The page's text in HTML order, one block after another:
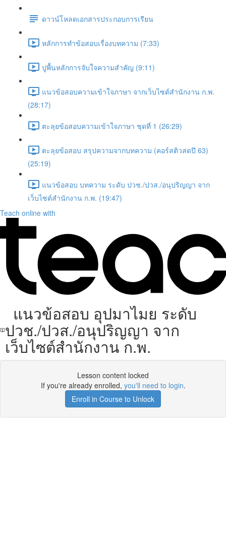
ดาวน์โหลดเอกสารประกอบการเรียน
หลักการทำข้อสอบเรื่องบทความ (7:33)
ปูพื้นหลักการจับใจความสำคัญ (9:11)
แนวข้อสอบความเข้าใจภาษา จากเว็บไซต์สำนักงาน ก.พ.
(28:17)
ตะลุยข้อสอบความเข้าใจภาษา ชุดที่ 1 (26:29)
ตะลุยข้อสอบ สรุปความจากบทความ (คอร์สติวสดปี 63)
(25:19)
แนวข้อสอบ บทความ ระดับ ปวช./ปวส./อนุปริญญา จาก
เว็บไซต์สำนักงาน ก.พ. (19:47)
Teach online with
แนวข้อสอบ อุปมาไมย ระดับ
ปวช./ปวส./อนุปริญญา จาก
เว็บไซต์สำนักงาน ก.พ.
Lesson content locked
If you're already enrolled, you'll need to login.
Enroll in Course to Unlock